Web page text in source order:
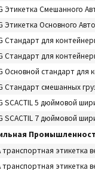
Этикетка Смешанного
Этикетка Основного
Стандарт для
Стандарт для
Основной стандарт для
Стандарт смешанных
SCACTIL 5 дюймовой
SCACTIL 7 дюймовой
транспортная этикетка
транспортная этикетка